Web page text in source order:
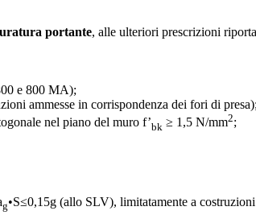
portante, alle ulteriori prescrizioni
e 800 MA);
ammesse in corrispondenza dei fori di presa);
nel piano del muro f’bk ≥ 1,5 N/mm2;
g•S≤0,15g (allo SLV), limitatamente a